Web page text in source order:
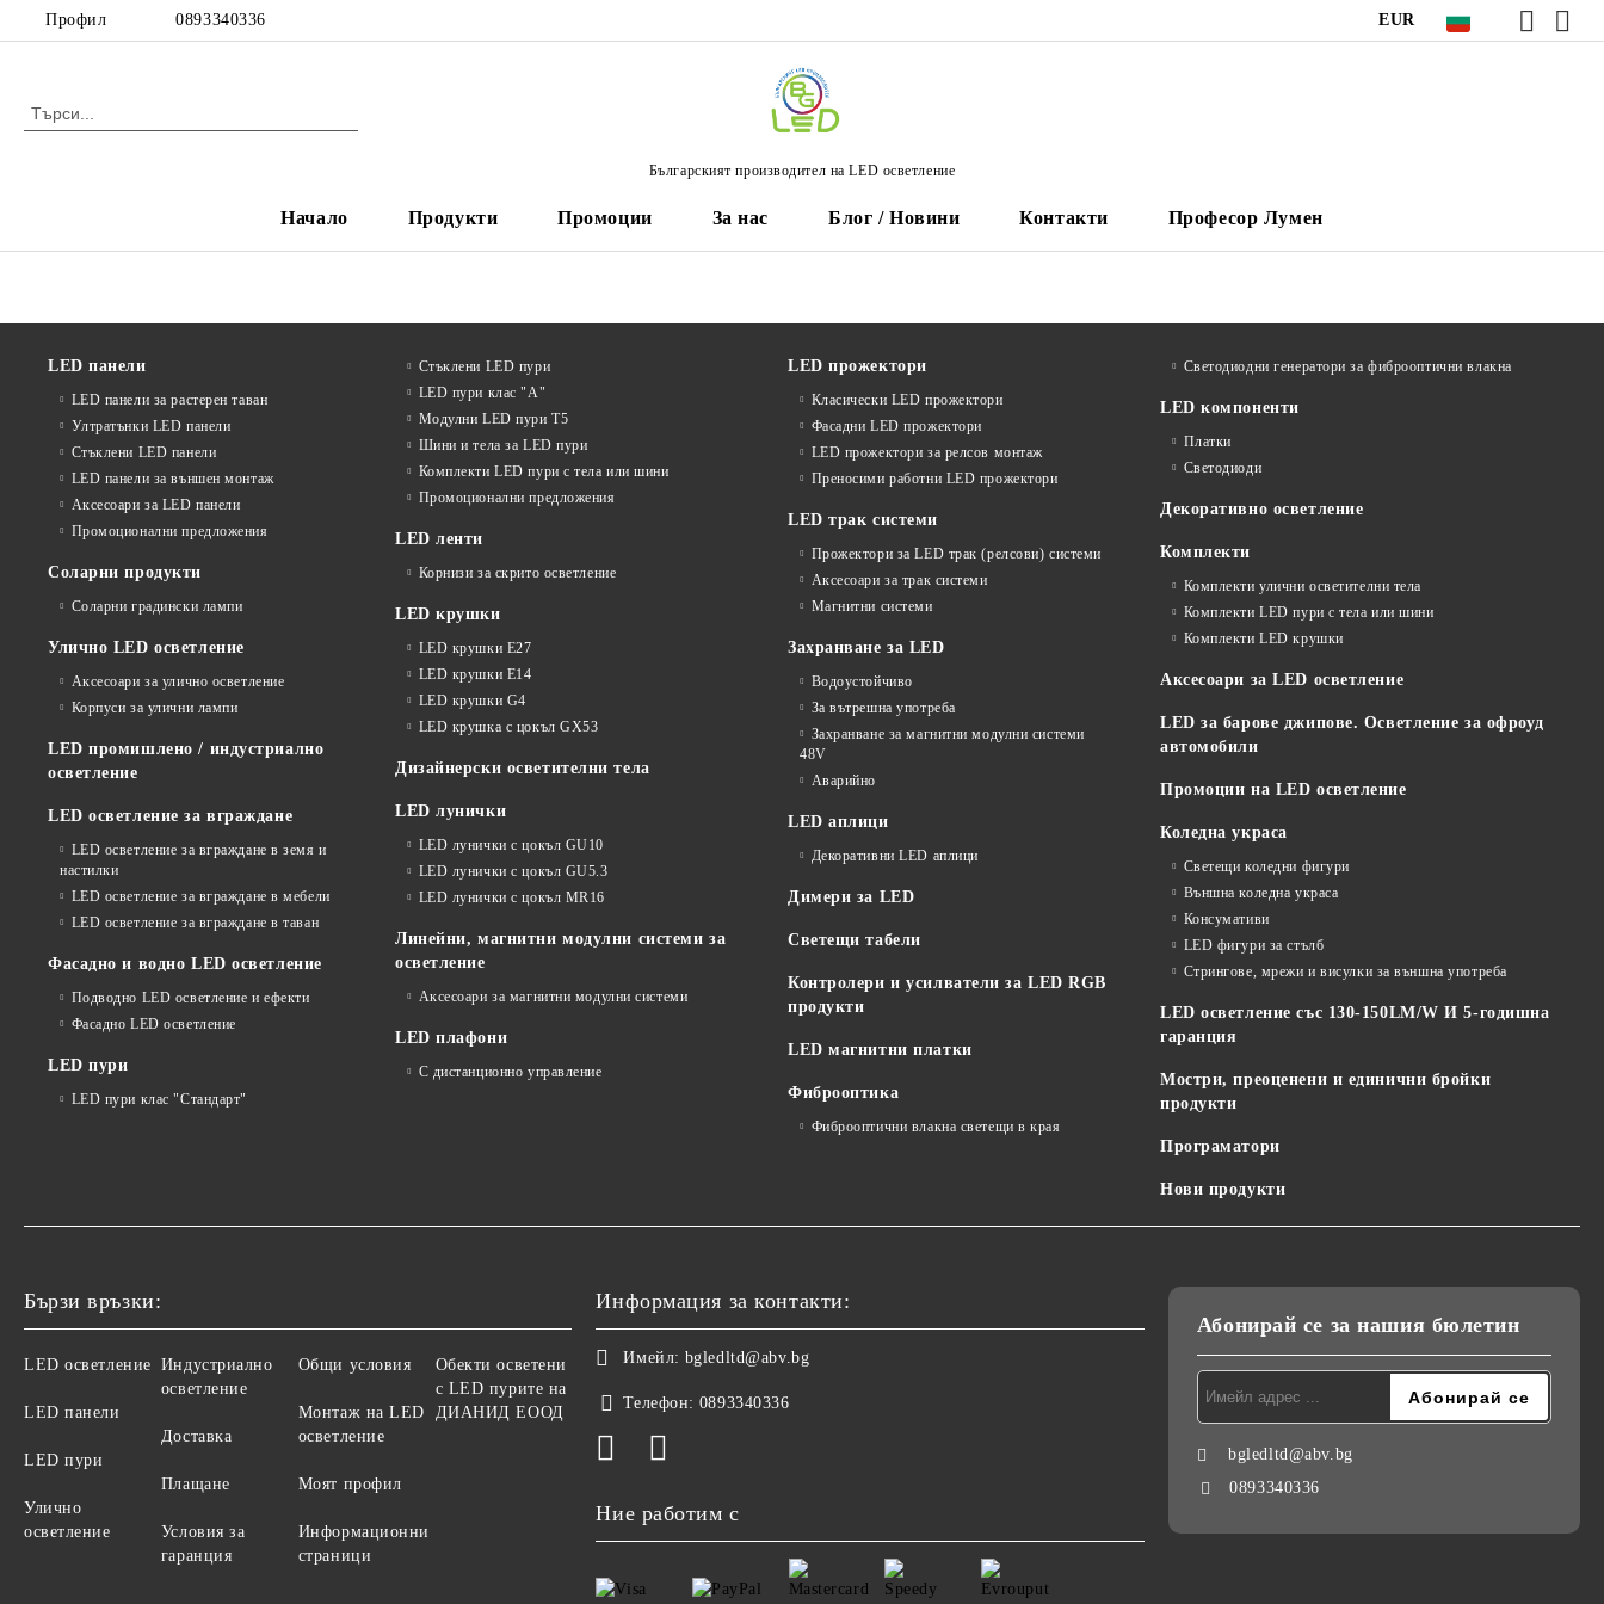
Профил 0893340336 EUR
Българският производител на LED осветление
Начало Продукти Промоции За нас Блог / Новини Контакти Професор Лумен
LED панели
LED панели за растерен таван
Ултратънки LED панели
Стъклени LED панели
LED панели за външен монтаж
Аксесоари за LED панели
Промоционални предложения
Соларни продукти
Соларни градински лампи
Улично LED осветление
Аксесоари за улично осветление
Корпуси за улични лампи
LED промишлено / индустриално
осветление
LED осветление за вграждане
LED осветление за вграждане в земя и
настилки
LED осветление за вграждане в мебели
LED осветление за вграждане в таван
Фасадно и водно LED осветление
Подводно LED осветление и ефекти
Фасадно LED осветление
LED пури
LED пури клас "Стандарт"
Стъклени LED пури
LED пури клас "А"
Модулни LED пури T5
Шини и тела за LED пури
Комплекти LED пури с тела или шини
Промоционални предложения
LED ленти
Корнизи за скрито осветление
LED крушки
LED крушки E27
LED крушки E14
LED крушки G4
LED крушка с цокъл GX53
Дизайнерски осветителни тела
LED лунички
LED лунички с цокъл GU10
LED лунички с цокъл GU5.3
LED лунички с цокъл MR16
Линейни, магнитни модулни системи за
осветление
Аксесоари за магнитни модулни системи
LED плафони
С дистанционно управление
LED прожектори
Класически LED прожектори
Фасадни LED прожектори
LED прожектори за релсов монтаж
Преносими работни LED прожектори
LED трак системи
Прожектори за LED трак (релсови) системи
Аксесоари за трак системи
Магнитни системи
Захранване за LED
Водоустойчиво
За вътрешна употреба
Захранване за магнитни модулни системи
48V
Аварийно
LED аплици
Декоративни LED аплици
Димери за LED
Светещи табели
Контролери и усилватели за LED RGB
продукти
LED магнитни платки
Фиброоптика
Фиброоптични влакна светещи в края
Светодиодни генератори за фиброоптични влакна
LED компоненти
Платки
Светодиоди
Декоративно осветление
Комплекти
Комплекти улични осветителни тела
Комплекти LED пури с тела или шини
Комплекти LED крушки
Аксесоари за LED осветление
LED за барове джипове. Осветление за офроуд
автомобили
Промоции на LED осветление
Коледна украса
Светещи коледни фигури
Външна коледна украса
Консумативи
LED фигури за стълб
Стрингове, мрежи и висулки за външна употреба
LED осветление със 130-150LM/W И 5-годишна
гаранция
Мостри, преоценени и единични бройки
продукти
Програматори
Нови продукти
Бързи връзки:
LED осветление
LED панели
LED пури
Улично
осветление
Индустриално
осветление
Доставка
Плащане
Условия за
гаранция
Общи условия
Монтаж на LED
осветление
Моят профил
Информационни
страници
Обекти осветени
с LED пурите на
ДИАНИД ЕООД
Информация за контакти:
Имейл: bgledltd@abv.bg
Телефон: 0893340336
Ние работим с
Абонирай се за нашия бюлетин
bgledltd@abv.bg
0893340336